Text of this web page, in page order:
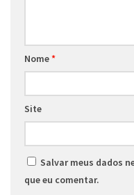
Nome*
Site
Salvar meus dados
que eu comentar.